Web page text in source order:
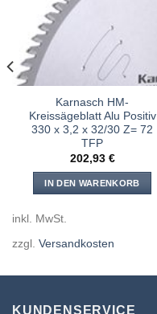
Karnasch HM-
Kreissägeblatt Alu Positiv
330 x 3,2 x 32/30 Z= 72
TFP
202,93 €
IN DEN WARENKORB
inkl. MwSt.
zzgl. Versandkosten
KUNDENSERVICE